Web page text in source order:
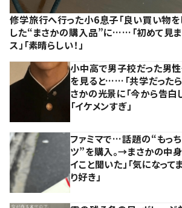
修学旅行へ行った小6息子「良い買い物を
した“まさかの購入品”に……「初めて見ま
ス」「素晴らしい！」
小中高で男子校だった男
を見ると……「共学だったら
さかの光景に「今から告白
「イケメンすぎ」
ファミマで…話題の“もっ
ツ”を購入。→まさかの中
イこと聞いた」「気になって
り好き」